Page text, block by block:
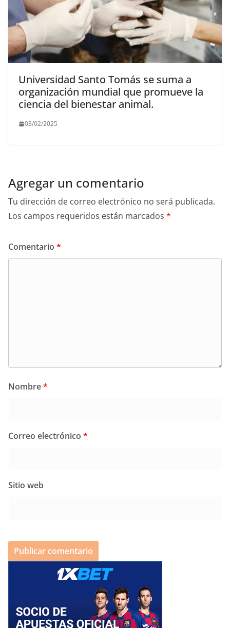
Universidad Santo Tomás se suma a
organización mundial que promueve la
ciencia del bienestar animal.
03/02/2025
Agregar un comentario
Tu dirección de correo electrónico no será publicada.
Los campos requeridos están marcados *
Comentario *
Nombre*
Correo electrónico *
Sitio web